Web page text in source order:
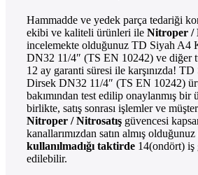
Hammadde ve yedek parça tedariği
ekibi ve kaliteli ürünleri ile Nitroper /
incelemekte olduğunuz TD Siyah A4
DN32 11/4″ (TS EN 10242) ve diğer
12 ay garanti süresi ile karşınızda!
Dirsek DN32 11/4″ (TS EN 10242)
bakımından test edilip onaylanmış bir
birlikte, satış sonrası işlemler ve
Nitroper / Nitrosatış güvencesi
kanallarımızdan satın almış
kullanılmadığı taktirde 14(ondört) iş
edilebilir.